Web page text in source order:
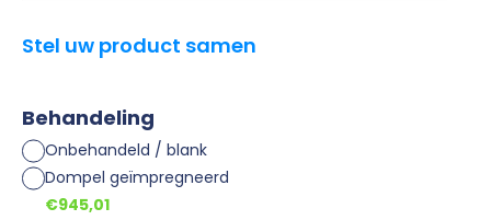
Stel uw product samen
Behandeling
Onbehandeld / blank
Dompel geïmpregneerd
€945,01